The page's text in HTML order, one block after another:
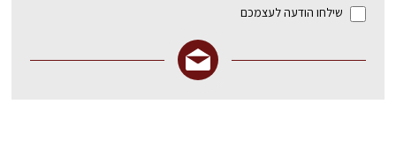
שילחו הודעה לעצמכם